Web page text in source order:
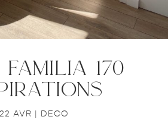
170
22 AVR | DECO